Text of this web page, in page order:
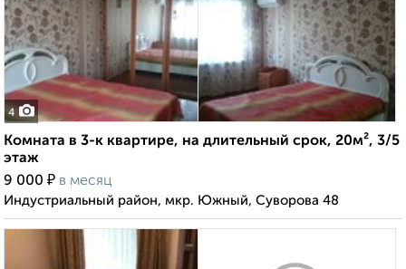
4
Комната в 3-к квартире, на длительный срок, 20м², 3/5
этаж
9 000 ₽ в месяц
Индустриальный район, мкр. Южный, Суворова 48